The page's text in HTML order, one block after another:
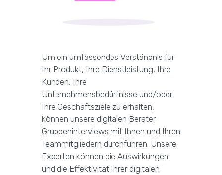
Um ein umfassendes Verständnis für
Ihr Produkt, Ihre Dienstleistung, Ihre
Kunden, Ihre
Unternehmensbedürfnisse und/oder
Ihre Geschäftsziele zu erhalten,
können unsere digitalen Berater
Gruppeninterviews mit Ihnen und Ihren
Teammitgliedern durchführen. Unsere
Experten können die Auswirkungen
und die Effektivität Ihrer digitalen